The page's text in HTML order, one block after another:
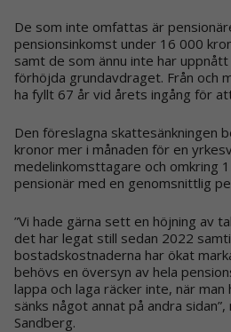
De som inte omfattas är
pensionsinkomst under 16 000
samt de som ännu inte har
förhöjda grundavdraget. Från och
ha fyllt 67 år vid årets ingång för
Den föreslagna skattesänkningen
kronor mer i månaden för en
medelinkomsttagare och omkring
pensionär med en genomsnittlig
”Vi hade gärna sett en höjning av
det har legat still sedan 2022
bostadskostnaderna har ökat
behövs en översyn av hela
lappa och laga räcker inte, när
sänks något annat på andra
Sandberg.